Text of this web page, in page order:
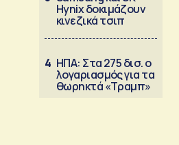
Hynix δοκιμάζουν
κινεζικά τσιπ
4 ΗΠΑ: Στα 275 δισ. ο
λογαριασμός για τα
θωρηκτά «Τραμπ»